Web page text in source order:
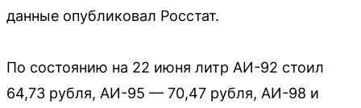
данные опубликовал Росстат.
По состоянию на 22 июня литр АИ-92 стоил
64,73 рубля, АИ-95 — 70,47 рубля, АИ-98 и